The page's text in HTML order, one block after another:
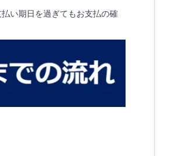
い期日を過ぎてもお支払の確